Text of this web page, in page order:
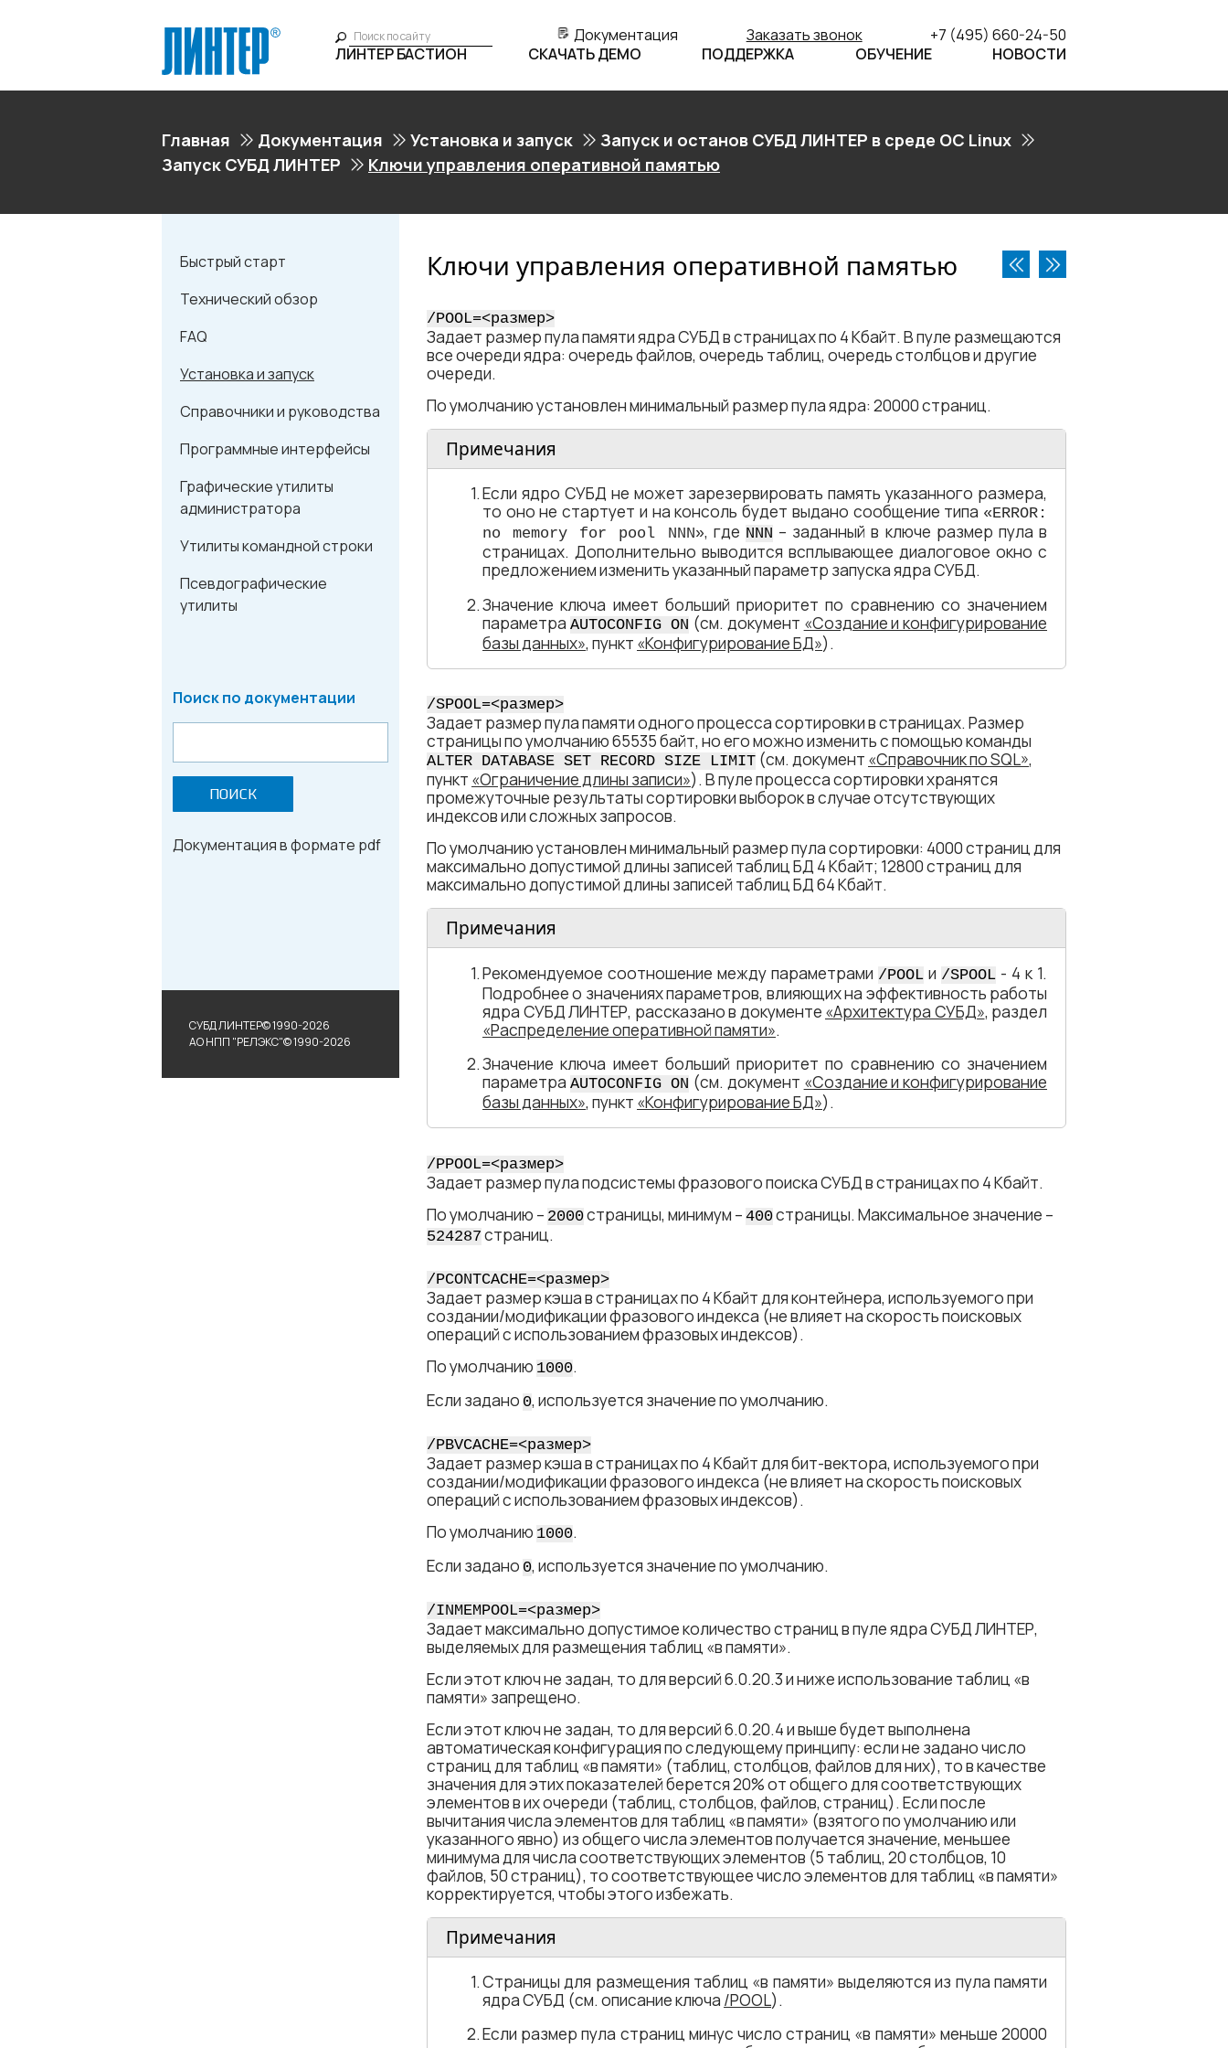
Документация Заказать звонок
+7 (495) 660-24-50
ЛИНТЕР БАСТИОН
СКАЧАТЬ ДЕМО ПОДДЕРЖКА ОБУЧЕНИЕ НОВОСТИ
Главная Документация Установка и запуск
Запуск и останов СУБД ЛИНТЕР в среде ОС Linux
Запуск СУБД ЛИНТЕР
Ключи управления оперативной памятью
Быстрый старт
Технический обзор
FAQ
Установка и запуск
Справочники и руководства
Программные интерфейсы
Графические утилиты
администратора
Утилиты командной строки
Псевдографические
утилиты
Поиск по документации
ПОИСК
Документация в формате pdf
СУБД ЛИНТЕР© 1990-2026
АО НПП "РЕЛЭКС"© 1990-2026
Ключи управления оперативной памятью
/POOL=<​размер​>
Задает размер пула памяти ядра СУБД в страницах по 4 Кбайт. В пуле размещаются
все очереди ядра: очередь файлов, очередь таблиц, очередь столбцов и другие
очереди.
По умолчанию установлен минимальный размер пула ядра: 20000 страниц.
Примечания
Если ядро СУБД не может зарезервировать память указанного размера,
то оно не стартует и на консоль будет выдано сообщение типа «ERROR:
no memory for pool NNN», где NNN – заданный в ключе размер пула в
страницах. Дополнительно выводится всплывающее диалоговое окно с
предложением изменить указанный параметр запуска ядра СУБД.
Значение ключа имеет больший приоритет по сравнению со значением
параметра AUTOCONFIG ON (см. документ «Создание и конфигурирование
базы данных», пункт «Конфигурирование БД»).
/SPOOL=<​размер​>
Задает размер пула памяти одного процесса сортировки в страницах. Размер
страницы по умолчанию 65535 байт, но его можно изменить с помощью команды
ALTER DATABASE SET RECORD SIZE LIMIT (см. документ «Справочник по SQL»,
пункт «Ограничение длины записи»). В пуле процесса сортировки хранятся
промежуточные результаты сортировки выборок в случае отсутствующих
индексов или сложных запросов.
По умолчанию установлен минимальный размер пула сортировки: 4000 страниц для
максимально допустимой длины записей таблиц БД 4 Кбайт; 12800 страниц для
максимально допустимой длины записей таблиц БД 64 Кбайт.
Примечания
Рекомендуемое соотношение между параметрами /POOL и /SPOOL - 4 к 1.
Подробнее о значениях параметров, влияющих на эффективность работы
ядра СУБД ЛИНТЕР, рассказано в документе «Архитектура СУБД», раздел
«Распределение оперативной памяти».
Значение ключа имеет больший приоритет по сравнению со значением
параметра AUTOCONFIG ON (см. документ «Создание и конфигурирование
базы данных», пункт «Конфигурирование БД»).
/PPOOL=<​размер​>
Задает размер пула подсистемы фразового поиска СУБД в страницах по 4 Кбайт.
По умолчанию – 2000страницы, минимум – 400страницы. Максимальное значение –
524287 страниц.
/PCONTCACHE=<​размер​>
Задает размер кэша в страницах по 4 Кбайт для контейнера, используемого при
создании/модификации фразового индекса (не влияет на скорость поисковых
операций с использованием фразовых индексов).
По умолчанию 1000.
Если задано 0, используется значение по умолчанию.
/PBVCACHE=<​размер​>
Задает размер кэша в страницах по 4 Кбайт для бит-вектора, используемого при
создании/модификации фразового индекса (не влияет на скорость поисковых
операций с использованием фразовых индексов).
По умолчанию 1000.
Если задано 0, используется значение по умолчанию.
/INMEMPOOL=<​размер​>
Задает максимально допустимое количество страниц в пуле ядра СУБД ЛИНТЕР,
выделяемых для размещения таблиц «в памяти».
Если этот ключ не задан, то для версий 6.0.20.3 и ниже использование таблиц «в
памяти» запрещено.
Если этот ключ не задан, то для версий 6.0.20.4 и выше будет выполнена
автоматическая конфигурация по следующему принципу: если не задано число
страниц для таблиц «в памяти» (таблиц, столбцов, файлов для них), то в качестве
значения для этих показателей берется 20% от общего для соответствующих
элементов в их очереди (таблиц, столбцов, файлов, страниц). Если после
вычитания числа элементов для таблиц «в памяти» (взятого по умолчанию или
указанного явно) из общего числа элементов получается значение, меньшее
минимума для числа соответствующих элементов (5 таблиц, 20 столбцов, 10
файлов, 50 страниц), то соответствующее число элементов для таблиц «в памяти»
корректируется, чтобы этого избежать.
Примечания
Страницы для размещения таблиц «в памяти» выделяются из пула памяти
ядра СУБД (см. описание ключа /POOL).
Если размер пула страниц минус число страниц «в памяти» меньше 20000